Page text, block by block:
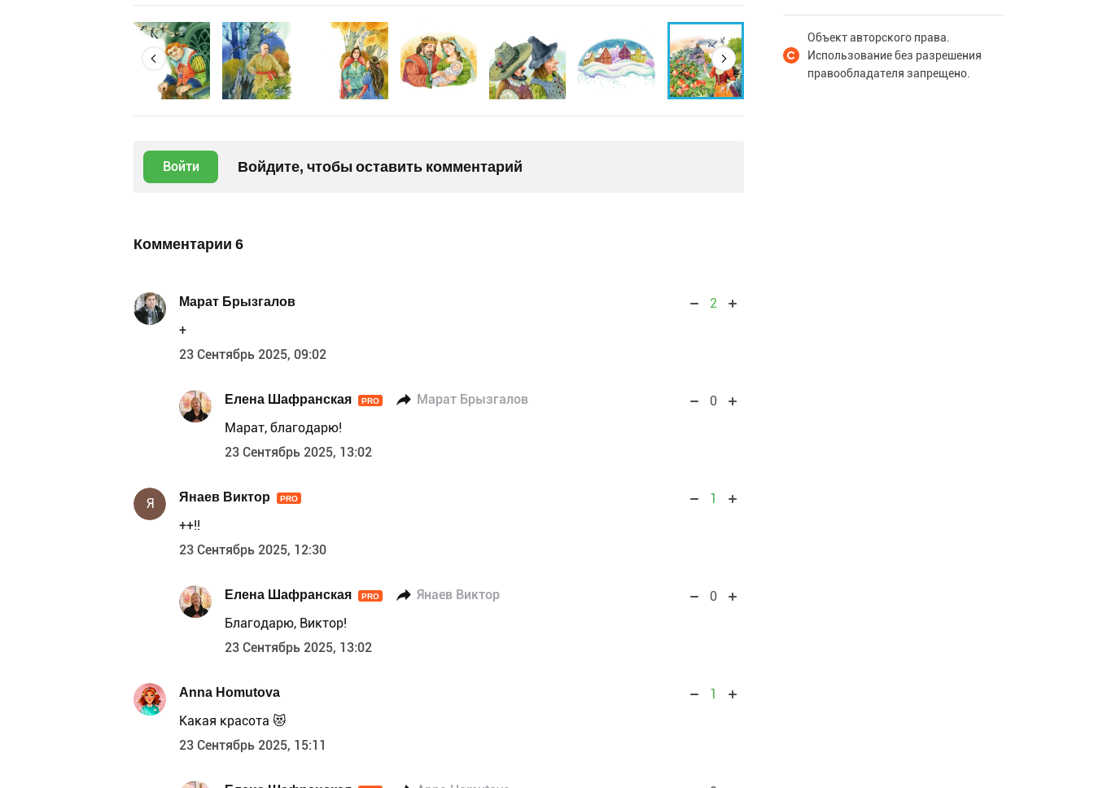
Войти Войдите, чтобы оставить комментарий
Комментарии 6
Марат Брызгалов
2
+
23 Сентябрь 2025, 09:02
Елена Шафранская PRO Марат Брызгалов
0
Марат, благодарю!
23 Сентябрь 2025, 13:02
Я Янаев Виктор PRO
1
++!!
23 Сентябрь 2025, 12:30
Елена Шафранская PRO Янаев Виктор
0
Благодарю, Виктор!
23 Сентябрь 2025, 13:02
Anna Homutova
1
Какая красота 😻
23 Сентябрь 2025, 15:11
Объект авторского права.
Использование без разрешения
правообладателя запрещено.